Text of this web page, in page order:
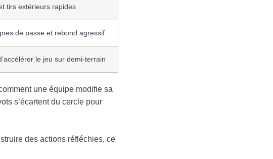
tirs extérieurs rapides
de passe et rebond agressif
le jeu sur demi-terrain
une équipe modifie sa
s’écartent du cercle pour
des actions réfléchies, ce